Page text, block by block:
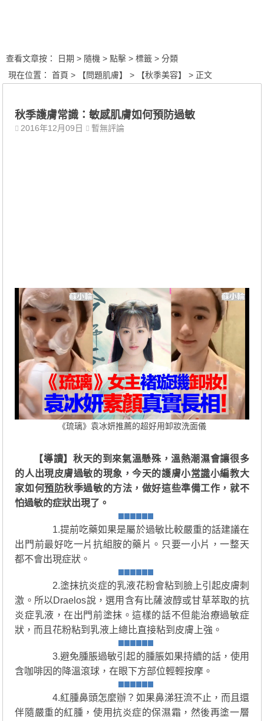
查看文章按： 日期 > 隨機 > 點擊 > 標籤 > 分類
現在位置：首頁 > 【問題肌膚】 > 【秋季美容】 > 正文
秋季護膚常識：敏感肌膚如何預防過敏
2016年12月09日 暫無評論
《琉璃》袁冰妍推薦的超好用卸妝洗面儀
【導讀】秋天的到來氣溫懸殊，溫熱潮濕會讓很多
的人出現皮膚過敏的現象，今天的護膚小常識小編教大
家如何預防秋季過敏的方法，做好這些準備工作，就不
怕過敏的症狀出現了。
1.提前吃藥如果是屬於過敏比較嚴重的話建議在
出門前最好吃一片抗組胺的藥片。只要一小片，一整天
都不會出現症狀。
2.塗抹抗炎症的乳液花粉會粘到臉上引起皮膚刺
激。所以Draelos說，選用含有比薩波醇或甘草萃取的抗
炎症乳液，在出門前塗抹。這樣的話不但能治療過敏症
狀，而且花粉粘到乳液上總比直接粘到皮膚上強。
3.避免腫脹過敏引起的腫脹如果持續的話，使用
含咖啡因的降溫滾球，在眼下方部位輕輕按摩。
4.紅腫鼻頭怎麼辦？如果鼻涕狂流不止，而且還
伴隨嚴重的紅腫，使用抗炎症的保濕霜，然後再塗一層